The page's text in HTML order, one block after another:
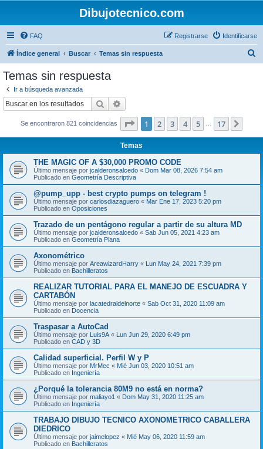
Dibujotecnico.com
FAQ Identificarse
Registrarse
Índice general Buscar Temas sin respuesta
Temas sin respuesta
Ir a búsqueda avanzada
Buscar
Se encontraron 821 coincidencias Página de 17
1 2 3 4 5 17
Temas
THE MAGIC OF A $30,000 PROMO CODE
Último mensaje por jcalderonsalcedo « Dom Mar 08, 2026 7:54 am
Publicado en Geometría Descriptiva
@pump_upp - best crypto pumps on telegram !
Último mensaje por carlosdiazaguero « Mar Ene 17, 2023 5:20 pm
Publicado en Oposiciones
Trazado de un pentágono regular a partir de su altura MD
Último mensaje por jcalderonsalcedo « Sab Jun 05, 2021 4:23 am
Publicado en Geometría Plana
Axonométrico
Último mensaje por AreawizardHarry « Lun May 24, 2021 7:39 pm
Publicado en Bachilleratos
REALIZAR TUTORIAL PARA EL MANEJO DE ESCUADRA Y
CARTABÓN
Último mensaje por lacatedraldelnorte « Sab Oct 31, 2020 11:09 am
Publicado en Docencia
Traspasar a AutoCad
Último mensaje por Luis9A « Lun Jun 29, 2020 6:49 pm
Publicado en CAD y 3D
Calidad superficial. Perfil W y P
Último mensaje por MrMec « Mié Jun 03, 2020 10:51 am
Publicado en Ingeniería
¿Porqué la tolerancia 80M9 no está en norma?
Último mensaje por maliayo1 « Dom May 31, 2020 11:25 am
Publicado en Ingeniería
TRABAJO DIBUJO TECNICO AXONOMETRICO CABALLERA
DIEDRICO
Último mensaje por jaimelopez « Mié May 06, 2020 11:59 am
Publicado en Bachilleratos